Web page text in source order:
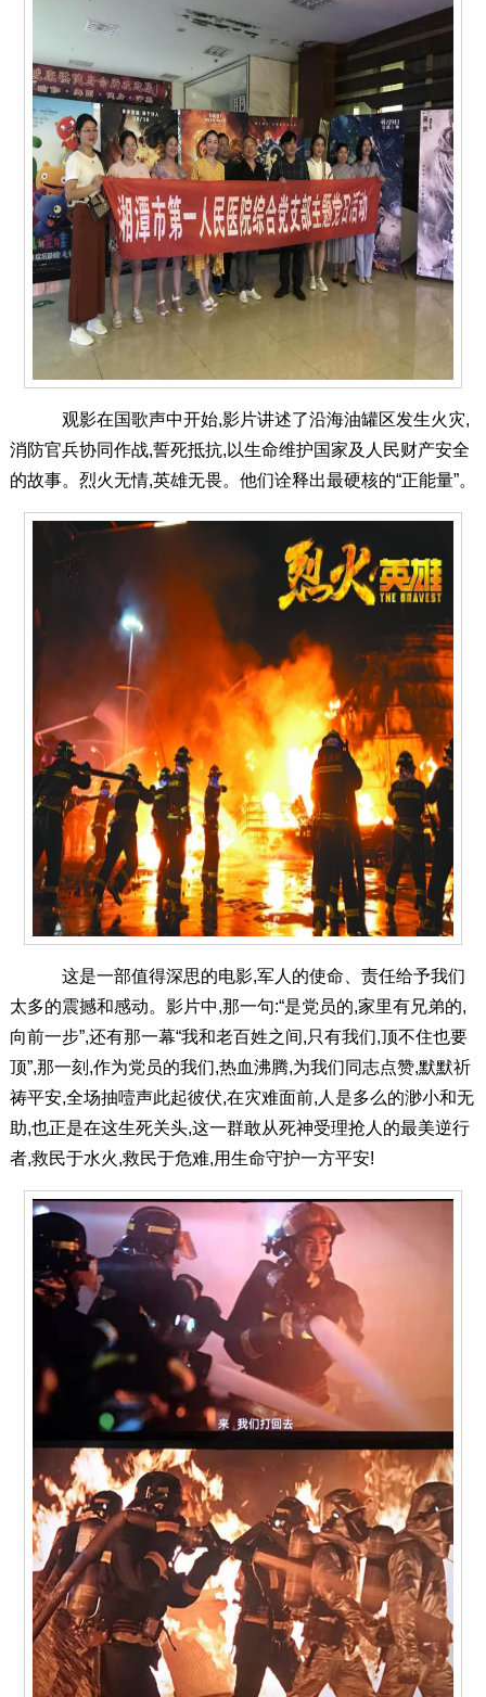
观影在国歌声中开始,影片讲述了沿海油罐区发生火灾,
消防官兵协同作战,誓死抵抗,以生命维护国家及人民财产安全
的故事。烈火无情,英雄无畏。他们诠释出最硬核的“正能量”。
这是一部值得深思的电影,军人的使命、责任给予我们
太多的震撼和感动。影片中,那一句:“是党员的,家里有兄弟的,
向前一步”,还有那一幕“我和老百姓之间,只有我们,顶不住也要
顶”,那一刻,作为党员的我们,热血沸腾,为我们同志点赞,默默祈
祷平安,全场抽噎声此起彼伏,在灾难面前,人是多么的渺小和无
助,也正是在这生死关头,这一群敢从死神受理抢人的最美逆行
者,救民于水火,救民于危难,用生命守护一方平安!